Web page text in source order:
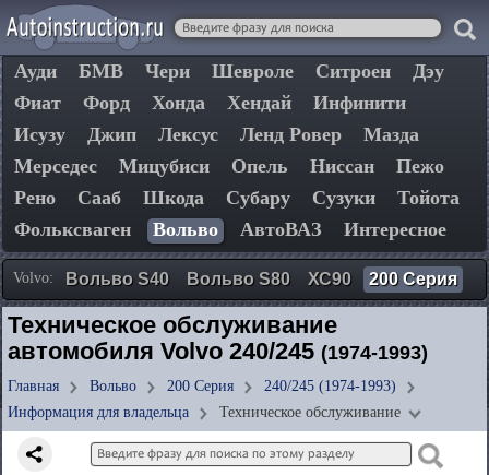
Ауди БМВ Чери Шевроле Ситроен
Дэу
Фиат
Форд Хонда Хендай
Инфинити
Исузу
Джип Лексус Ленд Ровер
Мазда
Мерседес
Мицубиси Опель Ниссан
Пежо
Рено
Сааб Шкода Субару Сузуки
Тойота
Фольксваген
Вольво АвтоВАЗ Интересное
Volvo: Вольво S40 Вольво S80 ХС90 200 Серия
Техническое обслуживание
автомобиля Volvo 240/245 (1974-1993)
Главная Вольво 200 Серия
240/245 (1974-1993)
Информация для владельца
Техническое обслуживание